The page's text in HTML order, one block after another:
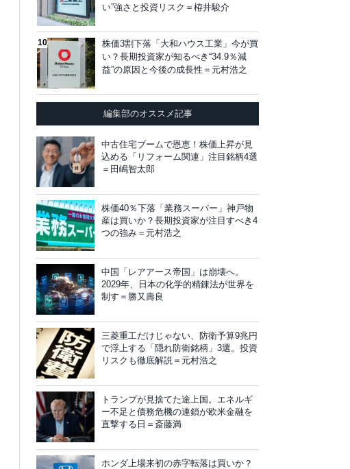
い”強さと投資リスク＝栫井駿介
株価3割下落「大和ハウス工業」今が買
い？長期投資家が知るべき“34.9％減
益”の原因と今後の成長性＝元村浩之
編集部のオススメ記事
中古住宅ブームで恩恵！株価上昇が見
込める「リフォーム関連」注目銘柄4選
＝田嶋智太郎
株価40％下落「業務スーパー」神戸物
産は買いか？長期投資家が注目すべき4
つの強み＝元村浩之
中国「レアアース帝国」は崩壊へ。
2029年、日本の化学的精錬法が世界を
制す＝勝又壽良
三菱重工だけじゃない、防衛予算9兆円
で浮上する「隠れ防衛銘柄」3選。投資
リスクも徹底解説＝元村浩之
トランプが見捨てた途上国。エネルギ
ー不足と債務危機の連鎖が欧米金融を
直撃する日＝斎藤満
ホンダ上場来初の赤字転落は買いか？